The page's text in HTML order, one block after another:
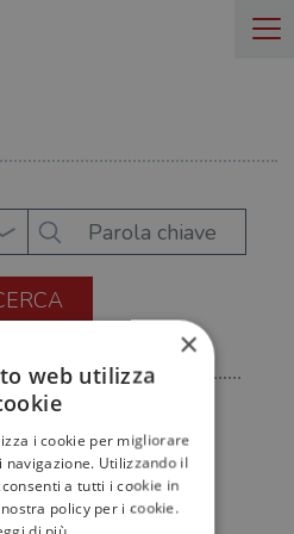
×
web utilizza
i cookie per migliorare
navigazione. Utilizzando il
a tutti i cookie in
policy per i cookie.